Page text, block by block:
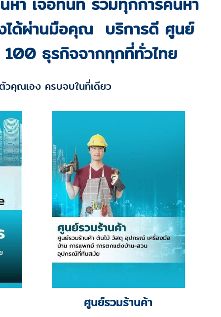
ได้ผ่านมือคุณ บริการดี ศูนย์
ธุรกิจจากทุกที่ทั่วไทย
วคุณเอง ครบจบในที่เดียว
ศูนย์รวมร้านค้า